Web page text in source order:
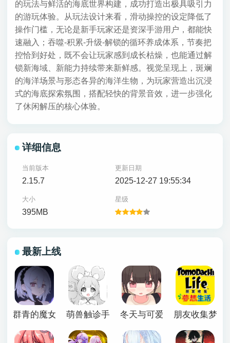
的玩法与鲜活的海底世界构建，成功打造出极具吸引力
的游玩体验。从玩法设计来看，滑动操控的设定降低了
操作门槛，无论是新手玩家还是资深手游用户，都能快
速融入；吞噬-积累-升级-解锁的循环养成体系，节奏把
控恰到好处，既不会让玩家感到成长枯燥，也能通过解
锁新海域、新能力持续带来新鲜感。视觉呈现上，斑斓
的海洋场景与形态各异的海洋生物，为玩家营造出沉浸
式的海底探索氛围，搭配轻快的背景音效，进一步强化
了休闲解压的核心体验。
详细信息
当前版本
2.15.7
更新日期
2025-12-27 19:55:34
大小
395MB
星级
最新上线
群青的魔女下载安卓萌兽触诊手机版冬天与可爱妹妹恶作剧游戏
朋友收集梦想